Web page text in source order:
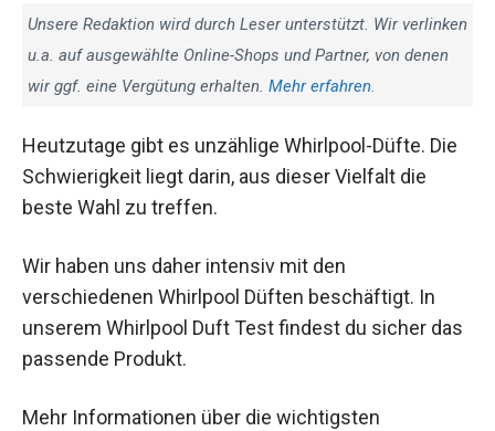
Unsere Redaktion wird durch Leser unterstützt. Wir verlinken
u.a. auf ausgewählte Online-Shops und Partner, von denen
wir ggf. eine Vergütung erhalten. Mehr erfahren.
Heutzutage gibt es unzählige Whirlpool-Düfte. Die
Schwierigkeit liegt darin, aus dieser Vielfalt die
beste Wahl zu treffen.
Wir haben uns daher intensiv mit den
verschiedenen Whirlpool Düften beschäftigt. In
unserem Whirlpool Duft Test findest du sicher das
passende Produkt.
Mehr Informationen über die wichtigsten